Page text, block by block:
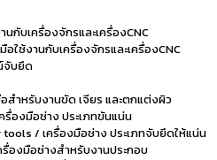
กับเครื่องจักรและเครื่องCNC
ใช้งานกับเครื่องจักรและเครื่องCNC
จับยึด
ำหรับงานขัด เจียร และตกแต่งผิว
องมือช่าง ประเภทขันแน่น
/ เครื่องมือช่าง ประเภทจับยึดให้แน่น
องมือช่างสำหรับงานประกอบ